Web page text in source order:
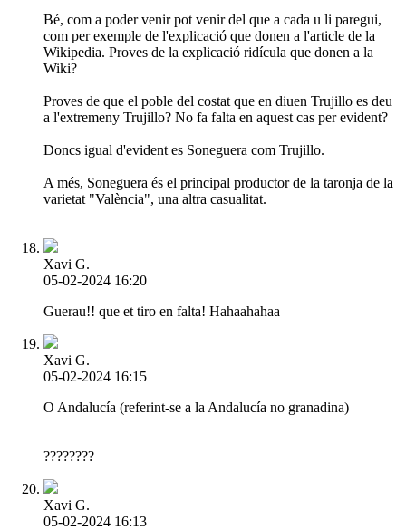
Bé, com a poder venir pot venir del que a cada u li paregui,
com per exemple de l'explicació que donen a l'article de la
Wikipedia. Proves de la explicació ridícula que donen a la
Wiki?
Proves de que el poble del costat que en diuen Trujillo es deu
a l'extremeny Trujillo? No fa falta en aquest cas per evident?
Doncs igual d'evident es Soneguera com Trujillo.
A més, Soneguera és el principal productor de la taronja de la
varietat "València", una altra casualitat.
Xavi G.
05-02-2024 16:20
Guerau!! que et tiro en falta! Hahaahahaa
Xavi G.
05-02-2024 16:15
O Andalucía (referint-se a la Andalucía no granadina)
????????
Xavi G.
05-02-2024 16:13